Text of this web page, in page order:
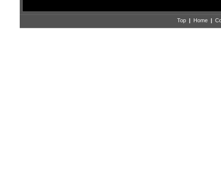
Top | Home |